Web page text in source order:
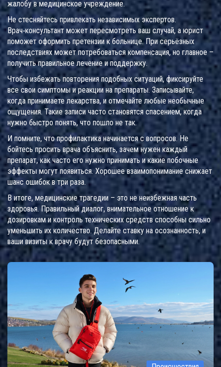
жалобу в медицинское учреждение.
Не стесняйтесь привлекать независимых экспертов.
Врач‑консультант может пересмотреть ваш случай, а юрист
поможет оформить претензии к больнице. При серьёзных
последствиях может потребоваться компенсация, но главное –
получить правильное лечение и поддержку.
Чтобы избежать повторения подобных ситуаций, фиксируйте
все свои симптомы и реакции на препараты. Записывайте,
когда принимаете лекарства, и отмечайте любые необычные
ощущения. Такие записи часто становятся спасением, когда
нужно быстро понять, что пошло не так.
И помните, что профилактика начинается с вопросов. Не
бойтесь просить врача объяснить, зачем нужен каждый
препарат, как часто его нужно принимать и какие побочные
эффекты могут появиться. Хорошее взаимопонимание снижает
шанс ошибок в три раза.
В итоге, медицинские трагедии – это не неизбежная часть
здоровья. Правильный диалог, внимательное отношение к
дозировкам и контроль технических средств способны сильно
уменьшить их количество. Делайте ставку на осознанность, и
ваши визиты к врачу будут безопасными.